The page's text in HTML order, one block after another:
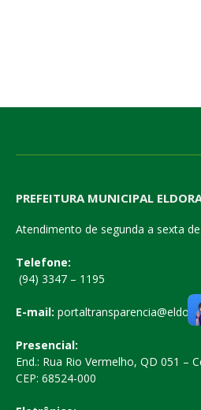
PREFEITURA MUNICIPAL
Atendimento de segunda a sexta
Telefone:
(94) 3347 – 1195
E-mail:
Presencial:
End.: Rua Rio Vermelho, QD 051 –
CEP: 68524-000